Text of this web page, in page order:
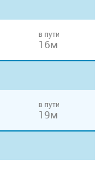
в пути
16м
в пути
19м